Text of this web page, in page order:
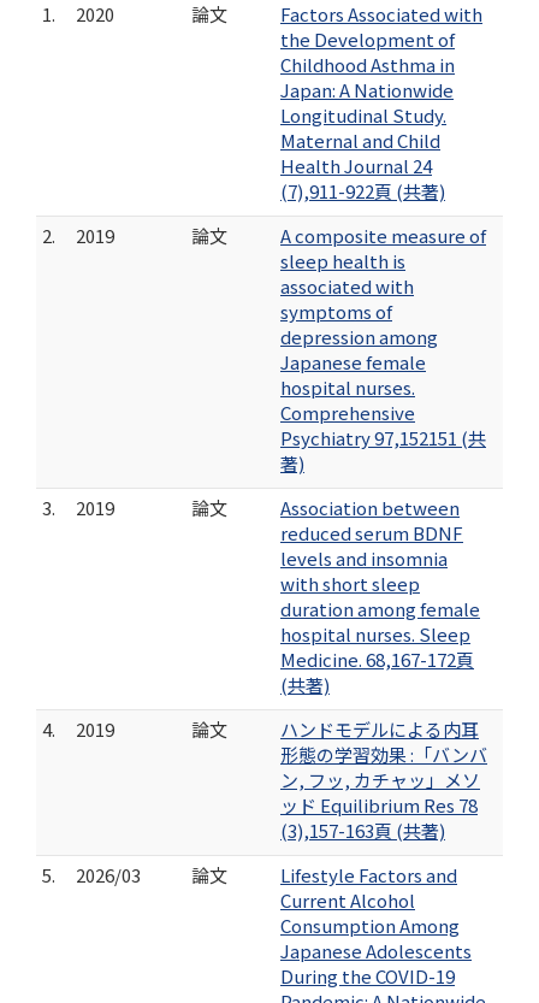
1.
2020 論文
Factors Associated with
the Development of
Childhood Asthma in
Japan: A Nationwide
Longitudinal Study.
Maternal and Child
Health Journal 24
(7),911-922頁 (共著)
2.
2019 論文
A composite measure of
sleep health is
associated with
symptoms of
depression among
Japanese female
hospital nurses.
Comprehensive
Psychiatry 97,152151 (共
著)
3.
2019 論文
Association between
reduced serum BDNF
levels and insomnia
with short sleep
duration among female
hospital nurses. Sleep
Medicine. 68,167-172頁
(共著)
4.
2019 論文
ハンドモデルによる内耳
形態の学習効果 :「バンバ
ン, フッ, カチャッ」メソ
ッド Equilibrium Res 78
(3),157-163頁 (共著)
5.
2026/03 論文
Lifestyle Factors and
Current Alcohol
Consumption Among
Japanese Adolescents
During the COVID-19